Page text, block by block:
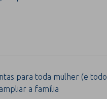
para toda mulher (e todo
a família